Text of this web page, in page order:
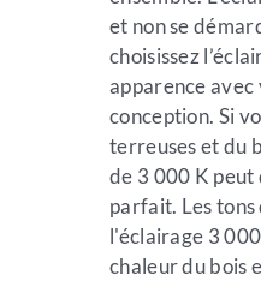
et non se
choisissez
apparence avec
conception. Si
terreuses et du
de 3 000 K peut
parfait. Les
l'éclairage 3
chaleur du bois